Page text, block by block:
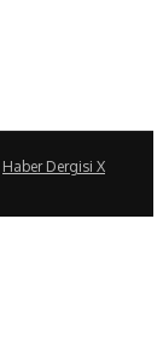
Haber Dergisi X